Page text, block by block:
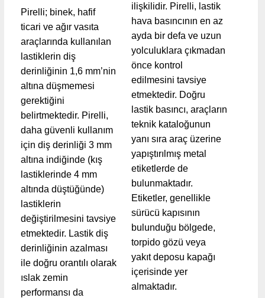
Pirelli; binek, hafif
ticari ve ağır vasıta
araçlarında kullanılan
lastiklerin diş
derinliğinin 1,6 mm’nin
altına düşmemesi
gerektiğini
belirtmektedir. Pirelli,
daha güvenli kullanım
için diş derinliği 3 mm
altına indiğinde (kış
lastiklerinde 4 mm
altında düştüğünde)
lastiklerin
değiştirilmesini tavsiye
etmektedir. Lastik diş
derinliğinin azalması
ile doğru orantılı olarak
ıslak zemin
performansı da
ilişkilidir. Pirelli, lastik
hava basıncının en az
ayda bir defa ve uzun
yolculuklara çıkmadan
önce kontrol
edilmesini tavsiye
etmektedir. Doğru
lastik basıncı, araçların
teknik kataloğunun
yanı sıra araç üzerine
yapıştırılmış metal
etiketlerde de
bulunmaktadır.
Etiketler, genellikle
sürücü kapısının
bulunduğu bölgede,
torpido gözü veya
yakıt deposu kapağı
içerisinde yer
almaktadır.